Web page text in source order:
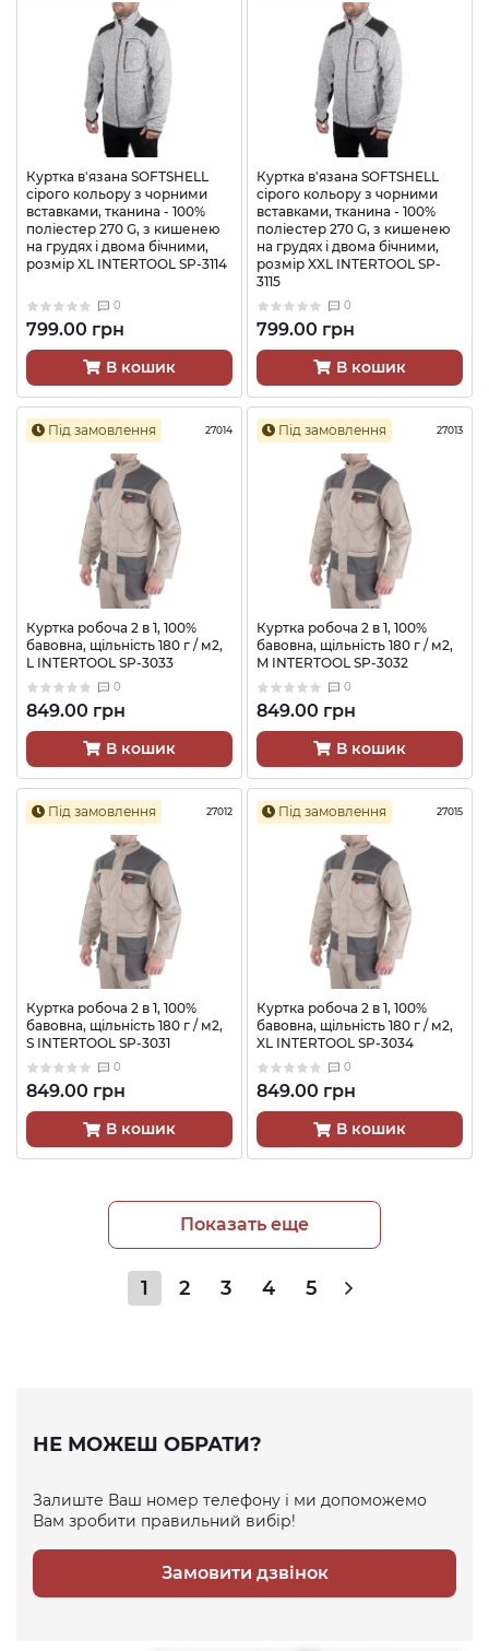
Куртка в'язана SOFTSHELL
сірого кольору з чорними
вставками, тканина - 100%
поліестер 270 G, з кишенею
на грудях і двома бічними,
розмір XL INTERTOOL SP-3114
0
799.00 грн
В кошик
Куртка в'язана SOFTSHELL
сірого кольору з чорними
вставками, тканина - 100%
поліестер 270 G, з кишенею
на грудях і двома бічними,
розмір XXL INTERTOOL SP-
3115
0
799.00 грн
В кошик
Під замовлення 27014
Куртка робоча 2 в 1, 100%
бавовна, щільність 180 г / м2,
L INTERTOOL SP-3033
0
849.00 грн
В кошик
Під замовлення 27013
Куртка робоча 2 в 1, 100%
бавовна, щільність 180 г / м2,
M INTERTOOL SP-3032
0
849.00 грн
В кошик
Під замовлення 27012
Куртка робоча 2 в 1, 100%
бавовна, щільність 180 г / м2,
S INTERTOOL SP-3031
0
849.00 грн
В кошик
Під замовлення 27015
Куртка робоча 2 в 1, 100%
бавовна, щільність 180 г / м2,
XL INTERTOOL SP-3034
0
849.00 грн
В кошик
Показать еще
1 2 3 4 5
НЕ МОЖЕШ ОБРАТИ?
Залиште Ваш номер телефону і ми допоможемо
Вам зробити правильний вибір!
Замовити дзвінок